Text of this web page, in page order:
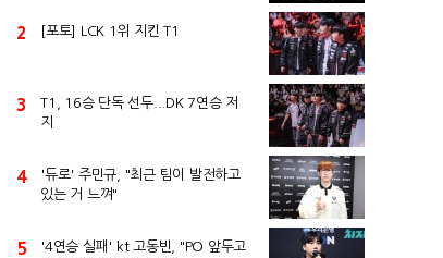
2 [포토] LCK 1위 지킨 T1
3
T1, 16승 단독 선두...DK 7연승 저
지
4
'듀로' 주민규, "최근 팀이 발전하고
있는 거 느껴"
5
'4연승 실패' kt 고동빈, "PO 앞두고